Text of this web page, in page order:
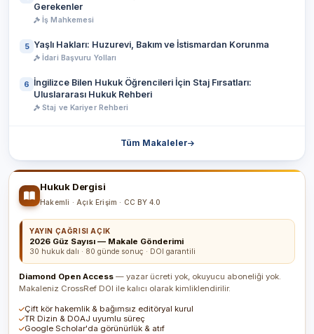
Gerekenler
İş Mahkemesi
5 Yaşlı Hakları: Huzurevi, Bakım ve İstismardan Korunma
İdari Başvuru Yolları
6 İngilizce Bilen Hukuk Öğrencileri İçin Staj Fırsatları:
Uluslararası Hukuk Rehberi
Staj ve Kariyer Rehberi
Tüm Makaleler
Hukuk Dergisi
Hakemli · Açık Erişim · CC BY 4.0
YAYIN ÇAĞRISI AÇIK
2026 Güz Sayısı — Makale Gönderimi
30 hukuk dalı · 80 günde sonuç · DOI garantili
Diamond Open Access — yazar ücreti yok, okuyucu aboneliği yok.
Makaleniz CrossRef DOI ile kalıcı olarak kimliklendirilir.
Çift kör hakemlik & bağımsız editöryal kurul
TR Dizin & DOAJ uyumlu süreç
Google Scholar'da görünürlük & atıf